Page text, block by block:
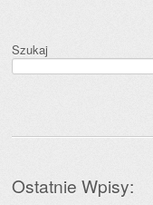
Szukaj
Ostatnie Wpisy: